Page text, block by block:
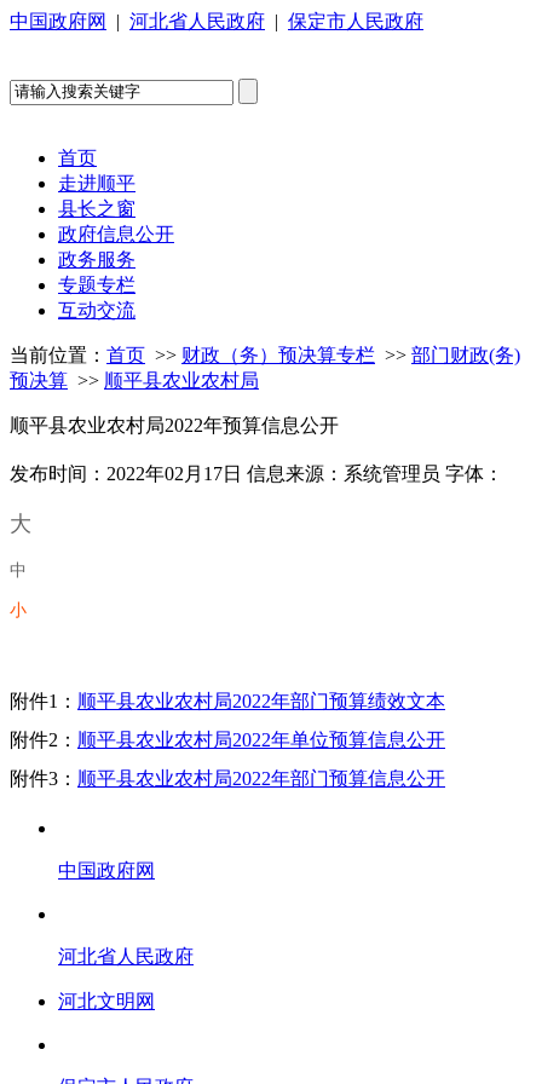
中国政府网 | 河北省人民政府 | 保定市人民政府
首页
走进顺平
县长之窗
政府信息公开
政务服务
专题专栏
互动交流
当前位置： 首页 >> 财政（务）预决算专栏 >> 部门财政(务)
预决算 >> 顺平县农业农村局
顺平县农业农村局2022年预算信息公开
发布时间：2022年02月17日 信息来源：系统管理员 字体：
大
中
小
附件1： 顺平县农业农村局2022年部门预算绩效文本
附件2： 顺平县农业农村局2022年单位预算信息公开
附件3： 顺平县农业农村局2022年部门预算信息公开
中国政府网
河北省人民政府
河北文明网